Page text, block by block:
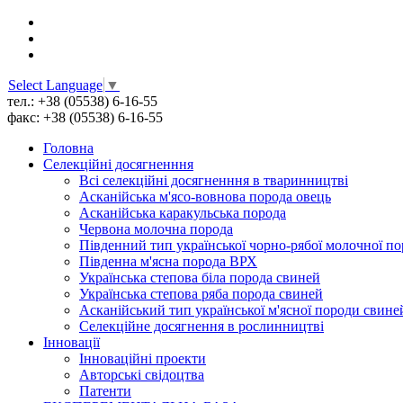
Select Language ▼
тел.: +38 (05538) 6-16-55
факс: +38 (05538) 6-16-55
Головна
Селекційні досягненння
Всі cелекційні досягненння в тваринництві
Асканійська м'ясо-вовнова порода овець
Асканійська каракульська порода
Червона молочна порода
Південний тип української чорно-рябої молочної
Південна м'ясна порода ВРХ
Українська степова біла порода свиней
Українська степова ряба порода свиней
Асканійський тип української м'ясної породи
Селекційне досягнення в рослинництві
Інновації
Інноваційні проекти
Авторські свідоцтва
Патенти